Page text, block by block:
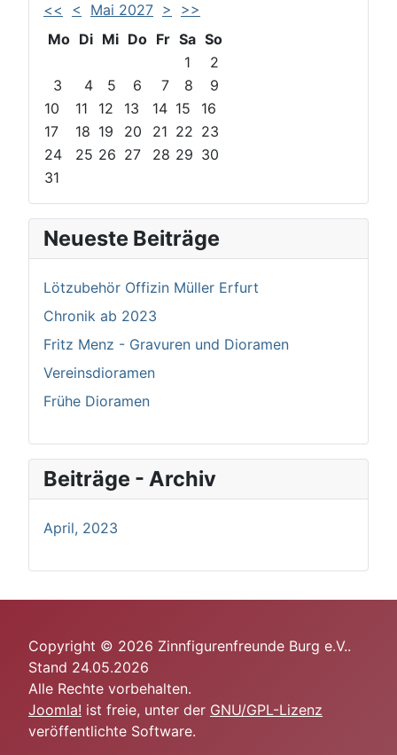
<< < Mai 2027 >
>>
Mo Di Mi Do Fr Sa So
1
2
3
4 5 6 7 8
9
10
11 12 13 14 15
16
17
18 19 20 21 22 23
24
25 26 27 28 29 30
31
Neueste Beiträge
Lötzubehör Offizin Müller Erfurt
Chronik ab 2023
Fritz Menz - Gravuren und Dioramen
Vereinsdioramen
Frühe Dioramen
Beiträge - Archiv
April, 2023
Copyright © 2026 Zinnfigurenfreunde Burg e.V..
Stand 24.05.2026
Alle Rechte vorbehalten.
Joomla! ist freie, unter der GNU/GPL-Lizenz
veröffentlichte Software.